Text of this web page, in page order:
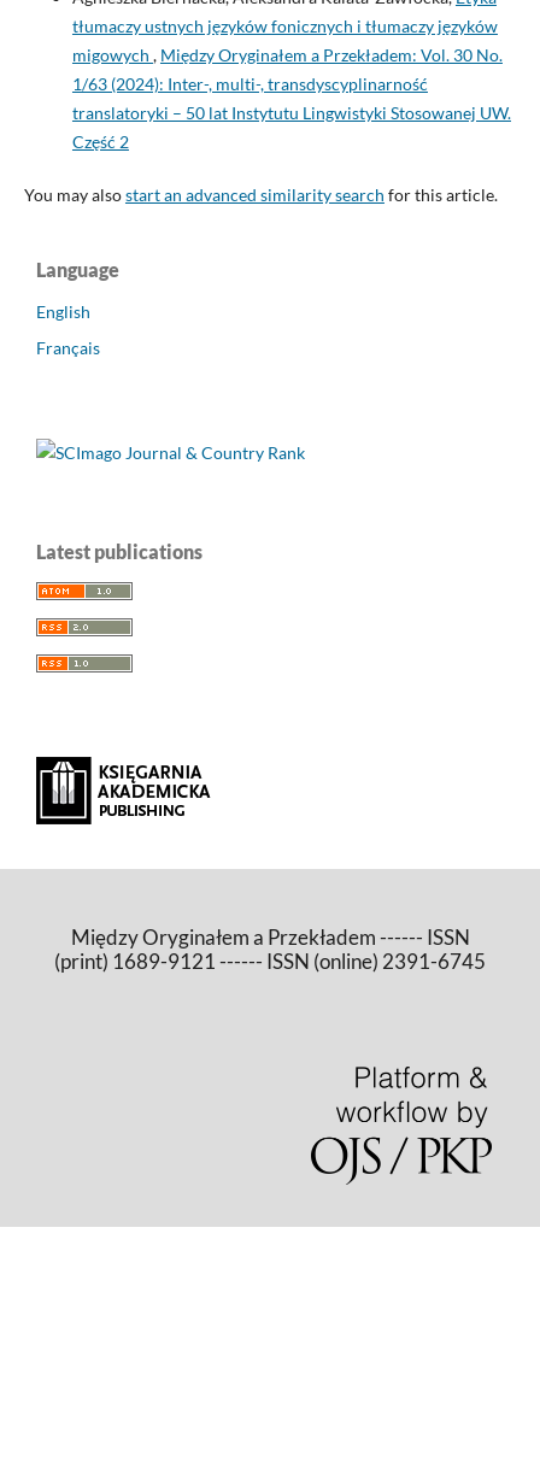
tłumaczy ustnych języków fonicznych i tłumaczy języków
migowych , Między Oryginałem a Przekładem: Vol. 30 No.
1/63 (2024): Inter-, multi-, transdyscyplinarność
translatoryki – 50 lat Instytutu Lingwistyki Stosowanej UW.
Część 2
You may alsostart an advanced similarity search for this article.
Language
English
Français
Latest publications
Między Oryginałem a Przekładem ------ ISSN
(print) 1689-9121 ------ ISSN (online) 2391-6745